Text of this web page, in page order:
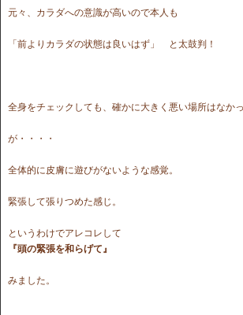
元々、カラダへの意識が高いので本人も
「前よりカラダの状態は良いはず」 と太鼓判！
全身をチェックしても、確かに大きく悪い場所はなかっ
が・・・・
全体的に皮膚に遊びがないような感覚。
緊張して張りつめた感じ。
というわけでアレコレして
『頭の緊張を和らげて』
みました。